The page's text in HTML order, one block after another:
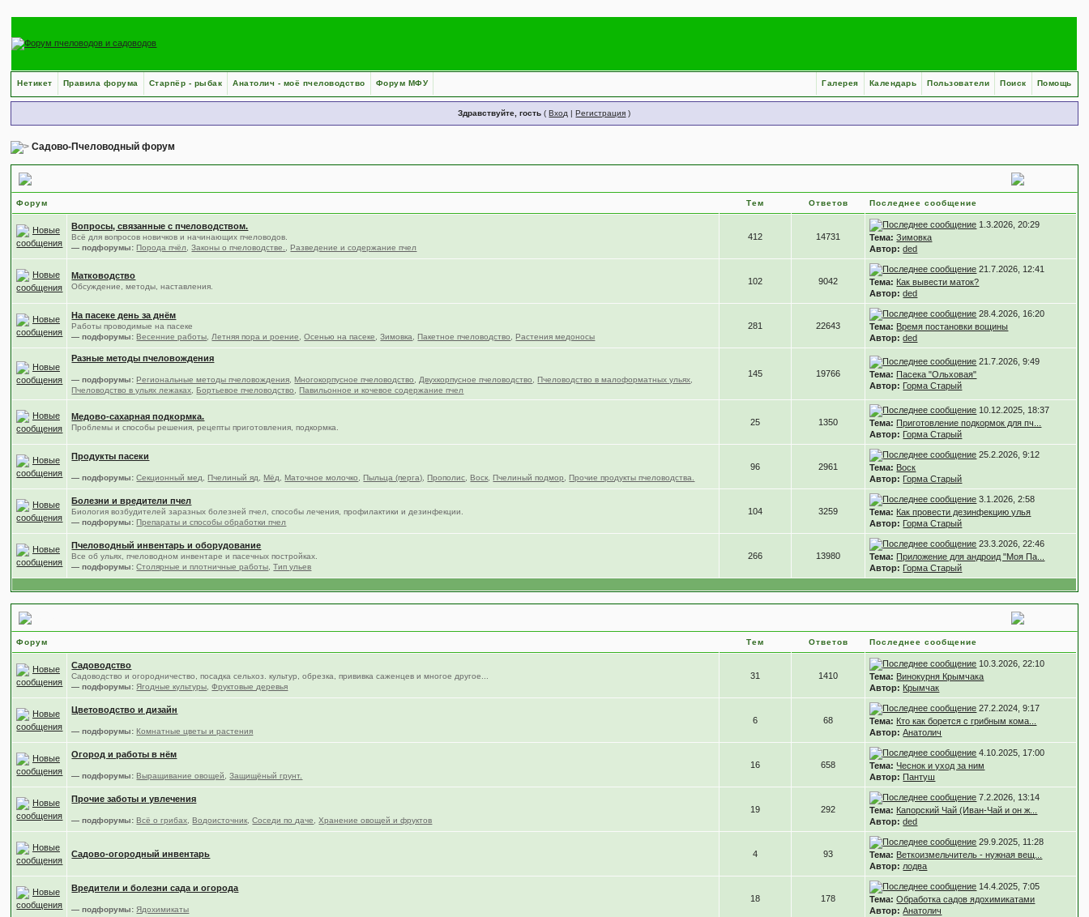
Нетикет Правила форума Старпёр - рыбак Анатолич - моё пчеловодство Форум МФУ Помощь
Поиск
Пользователи
Календарь
Галерея
Здравствуйте, гость (Вход |Регистрация )
Садово-Пчеловодный форум
Форум Тем Ответов Последнее сообщение
Вопросы, связанные с пчеловодством.
Всё для вопросов новичков и начинающих пчеловодов.
— подфорумы: Порода пчёл ,Законы о пчеловодстве. ,Разведение и содержание пчел
412 14731
1.3.2026, 20:29
Тема: Зимовка
Автор: ded
Матководство
Обсуждение, методы, наставления.
102 9042
21.7.2026, 12:41
Тема: Как вывести маток?
Автор: ded
На пасеке день за днём
Работы проводимые на пасеке
— подфорумы: Весенние работы Летняя пора и роение ,Осенью на пасеке ,Зимовка ,Пакетное пчеловодство ,Растения медоносы
281 22643
28.4.2026, 16:20
Тема: Время постановки вощины
Автор: ded
Разные методы пчеловождения
— подфорумы: Региональные методы пчеловождения ,Многокорпусное пчеловодство Двухкорпусное пчеловодство ,Пчеловодство в малоформатных ульях
Пчеловодство в ульях лежаках ,Бортьевое пчеловодство ,Павильонное и кочевое содержание пчел
145 19766
21.7.2026, 9:49
Тема: Пасека "Ольховая"
Автор: Горма Старый
Медово-сахарная подкормка.
Проблемы и способы решения, рецепты приготовления, подкормка.
25 1350
10.12.2025, 18:37
Тема: Приготовление подкормок для пч...
Автор: Горма Старый
Продукты пасеки
— подфорумы: Секционный мед ,Пчелиный яд ,Мёд ,Маточное молочко ,Пыльца (перга) ,Прополис ,Воск ,Пчелиный подмор ,Прочие продукты пчеловодства.
96 2961
25.2.2026, 9:12
Тема: Воск
Автор: Горма Старый
Болезни и вредители пчел
Биология возбудителей заразных болезней пчел, способы лечения, профилактики и дезинфекции.
— подфорумы: Препараты и способы обработки пчел
104 3259
3.1.2026, 2:58
Тема: Как провести дезинфекцию улья
Автор: Горма Старый
Пчеловодный инвентарь и оборудование
Все об ульях, пчеловодном инвентаре и пасечных постройках.
— подфорумы: Столярные и плотничные работы ,Тип ульев
266 13980
23.3.2026, 22:46
Тема: Приложение для андроид "Моя Па...
Автор: Горма Старый
Форум Тем Ответов Последнее сообщение
Садоводство
Садоводство и огородничество, посадка сельхоз. культур, обрезка, прививка саженцев и многое другое...
— подфорумы: Ягодные культуры ,Фруктовые деревья
31 1410
10.3.2026, 22:10
Тема: Винокурня Крымчака
Автор: Крымчак
Цветоводство и дизайн
— подфорумы: Комнатные цветы и растения
6 68
27.2.2024, 9:17
Тема: Кто как борется с грибным кома...
Автор: Анатолич
Огород и работы в нём
— подфорумы: Выращивание овощей ,Защищёный грунт.
16 658
4.10.2025, 17:00
Тема: Чеснок и уход за ним
Автор: Пантуш
Прочие заботы и увлечения
— подфорумы: Всё о грибах ,Водоисточник ,Соседи по даче ,Хранение овощей и фруктов
19 292
7.2.2026, 13:14
Тема: Капорский Чай (Иван-Чай и он ж...
Автор: ded
Садово-огородный инвентарь 4 93
29.9.2025, 11:28
Тема: Веткоизмельчитель - нужная вещ...
Автор: лодва
Вредители и болезни сада и огорода
— подфорумы: Ядохимикаты
18 178
14.4.2025, 7:05
Тема: Обработка садов ядохимикатами
Автор: Анатолич